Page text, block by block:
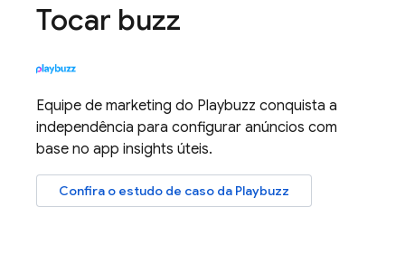
Tocar buzz
Equipe de marketing do Playbuzz conquista a
independência para configurar anúncios com
base no app insights úteis.
Confira o estudo de caso da Playbuzz